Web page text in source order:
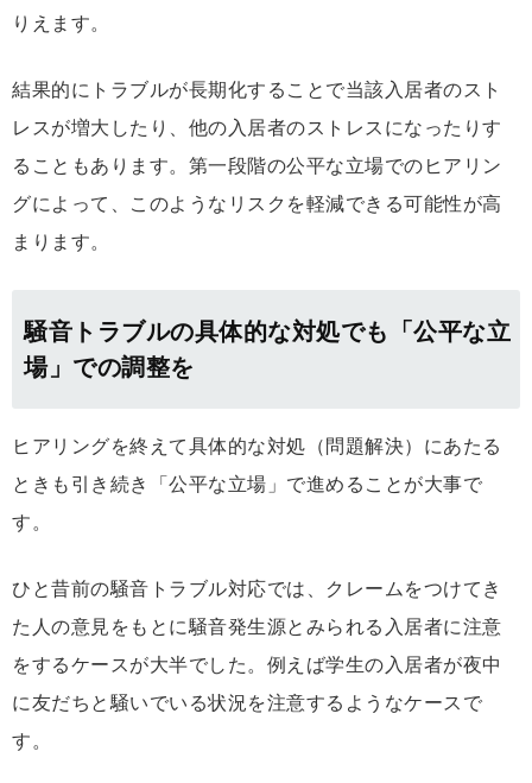
りえます。
結果的にトラブルが長期化することで当該入居者のスト
レスが増大したり、他の入居者のストレスになったりす
ることもあります。第一段階の公平な立場でのヒアリン
グによって、このようなリスクを軽減できる可能性が高
まります。
騒音トラブルの具体的な対処でも「公平な立
場」での調整を
ヒアリングを終えて具体的な対処（問題解決）にあたる
ときも引き続き「公平な立場」で進めることが大事で
す。
ひと昔前の騒音トラブル対応では、クレームをつけてき
た人の意見をもとに騒音発生源とみられる入居者に注意
をするケースが大半でした。例えば学生の入居者が夜中
に友だちと騒いでいる状況を注意するようなケースで
す。